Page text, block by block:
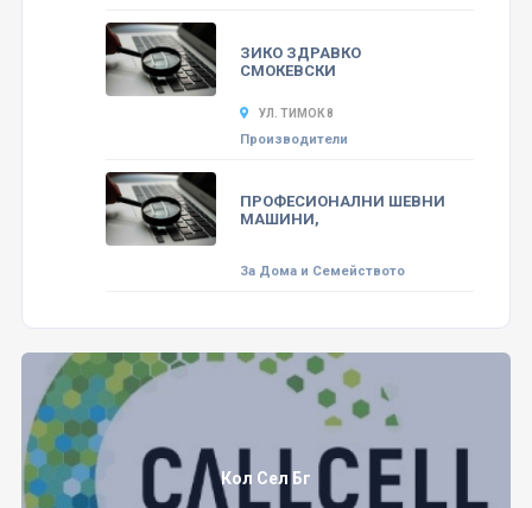
ЗИКО ЗДРАВКО
СМОКЕВСКИ
УЛ. ТИМОК 8
Производители
ПРОФЕСИОНАЛНИ ШЕВНИ
МАШИНИ,
За Дома и Семейството
Кол Сел Бг